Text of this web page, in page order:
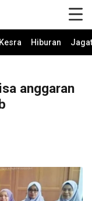
Kesra Hiburan Jagat
anggaran